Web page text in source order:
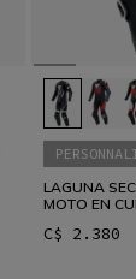
LAGUNA
MOTO EN
C$ 2.380